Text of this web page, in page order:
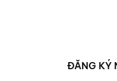
ĐĂNG KÝ